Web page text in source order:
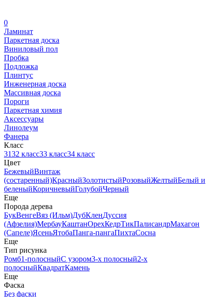
0
Ламинат
Паркетная доска
Виниловый пол
Пробка
Подложка
Плинтус
Инженерная доска
Массивная доска
Пороги
Паркетная химия
Аксессуары
Линолеум
Фанера
Класс
3132 класс33 класс34 класс
Цвет
БежевыйВинтаж
(состаренный)КрасныйЗолотистыйРозовыйЖелтыйБелый и
беленыйКоричневыйГолубойЧерный
Еще
Порода дерева
БукВенгеВяз (Ильм)ДубКленДуссия
(Афзелия)МербауКаштанОрехКедрТикПалисандрМахагон
(Сапеле)ЯсеньЯтобаПанга-пангаПихтаСосна
Еще
Тип рисунка
Ромб1-полосныйС узором3-х полосный2-х
полосныйКвадратКамень
Еще
Фаска
Без фаски